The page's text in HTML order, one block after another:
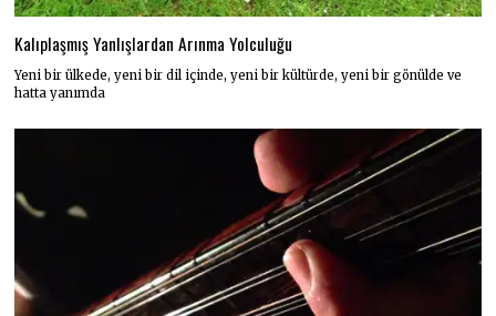
Kalıplaşmış Yanlışlardan Arınma Yolculuğu
Yeni bir ülkede, yeni bir dil içinde, yeni bir kültürde, yeni bir gönülde ve
hatta yanımda